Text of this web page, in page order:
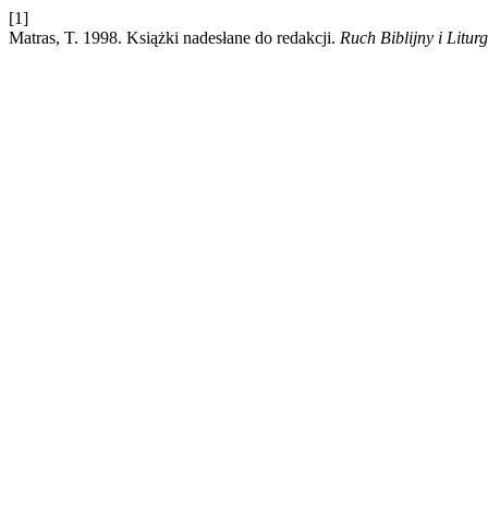
[1]
Matras, T. 1998. Książki nadesłane do redakcji. Ruch Biblijny i